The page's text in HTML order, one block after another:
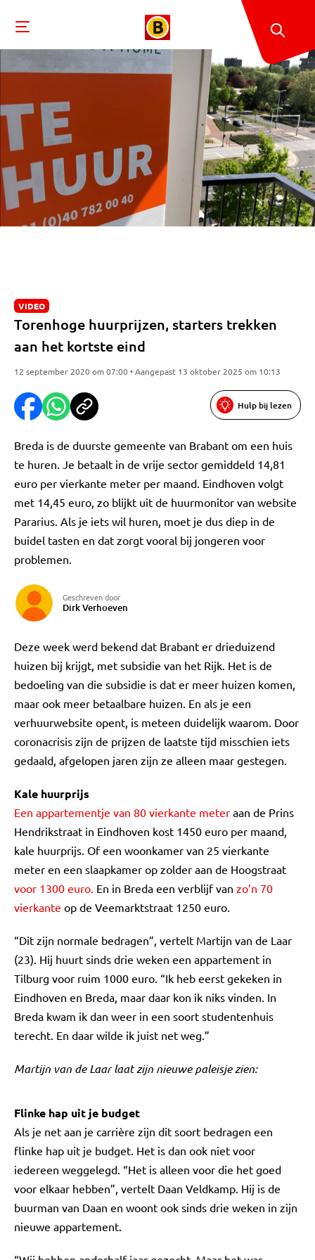
VIDEO
Torenhoge huurprijzen, starters trekken
aan het kortste eind
12 september 2020 om 07:00 • Aangepast 13 oktober 2025 om 10:13
Hulp bij lezen
Breda is de duurste gemeente van Brabant om een huis
te huren. Je betaalt in de vrije sector gemiddeld 14,81
euro per vierkante meter per maand. Eindhoven volgt
met 14,45 euro, zo blijkt uit de huurmonitor van website
Pararius. Als je iets wil huren, moet je dus diep in de
buidel tasten en dat zorgt vooral bij jongeren voor
problemen.
Geschreven door
Dirk Verhoeven
Deze week werd bekend dat Brabant er drieduizend
huizen bij krijgt, met subsidie van het Rijk. Het is de
bedoeling van die subsidie is dat er meer huizen komen,
maar ook meer betaalbare huizen. En als je een
verhuurwebsite opent, is meteen duidelijk waarom. Door
coronacrisis zijn de prijzen de laatste tijd misschien iets
gedaald, afgelopen jaren zijn ze alleen maar gestegen.
Kale huurprijs
Een appartementje van 80 vierkante meter aan de Prins
Hendrikstraat in Eindhoven kost 1450 euro per maand,
kale huurprijs. Of een woonkamer van 25 vierkante
meter en een slaapkamer op zolder aan de Hoogstraat
voor 1300 euro. En in Breda een verblijf van zo’n 70
vierkante op de Veemarktstraat 1250 euro.
“Dit zijn normale bedragen”, vertelt Martijn van de Laar
(23). Hij huurt sinds drie weken een appartement in
Tilburg voor ruim 1000 euro. “Ik heb eerst gekeken in
Eindhoven en Breda, maar daar kon ik niks vinden. In
Breda kwam ik dan weer in een soort studentenhuis
terecht. En daar wilde ik juist net weg.”
Martijn van de Laar laat zijn nieuwe paleisje zien:
Flinke hap uit je budget
Als je net aan je carrière zijn dit soort bedragen een
flinke hap uit je budget. Het is dan ook niet voor
iedereen weggelegd. “Het is alleen voor die het goed
voor elkaar hebben”, vertelt Daan Veldkamp. Hij is de
buurman van Daan en woont ook sinds drie weken in zijn
nieuwe appartement.